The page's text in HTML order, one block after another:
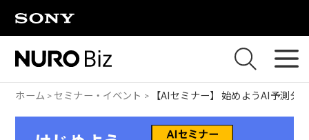
ホーム セミナー・イベント 【AIセミナー】始めようAI予測分